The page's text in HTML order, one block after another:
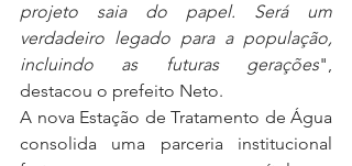
projeto saia do papel. Será um
verdadeiro legado para a população,
incluindo as futuras gerações",
destacou o prefeito Neto.
A nova Estação de Tratamento de Água
consolida uma parceria institucional